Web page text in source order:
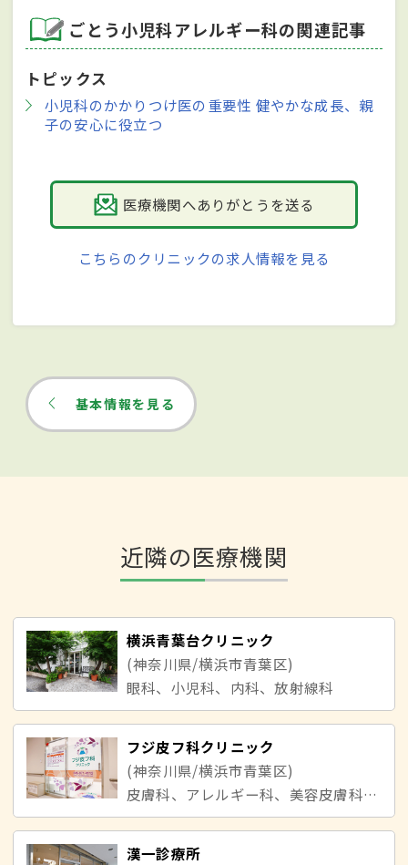
ごとう小児科アレルギー科の関連記事
トピックス
小児科のかかりつけ医の重要性 健やかな成長、親
子の安心に役立つ
医療機関へありがとうを送る
こちらのクリニックの求人情報を見る
基本情報を見る
近隣の医療機関
横浜青葉台クリニック
(神奈川県/横浜市青葉区)
眼科、小児科、内科、放射線科
フジ皮フ科クリニック
(神奈川県/横浜市青葉区)
皮膚科、アレルギー科、美容皮膚科、小児皮膚科
漢一診療所